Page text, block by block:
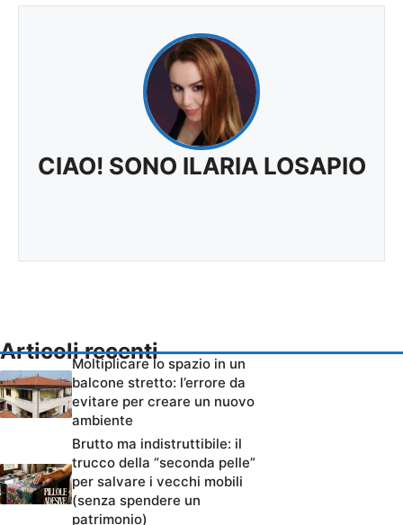
CIAO! SONO ILARIA LOSAPIO
Articoli recenti
Moltiplicare lo spazio in un
balcone stretto: l’errore da
evitare per creare un nuovo
ambiente
Brutto ma indistruttibile: il
trucco della “seconda pelle”
per salvare i vecchi mobili
(senza spendere un
patrimonio)